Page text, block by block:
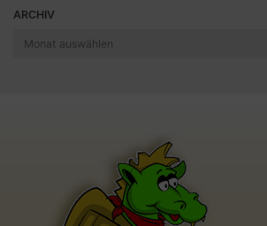
ARCHIV
Archiv